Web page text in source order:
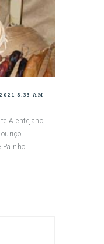
8:33 AM
Alentejano,
Painho